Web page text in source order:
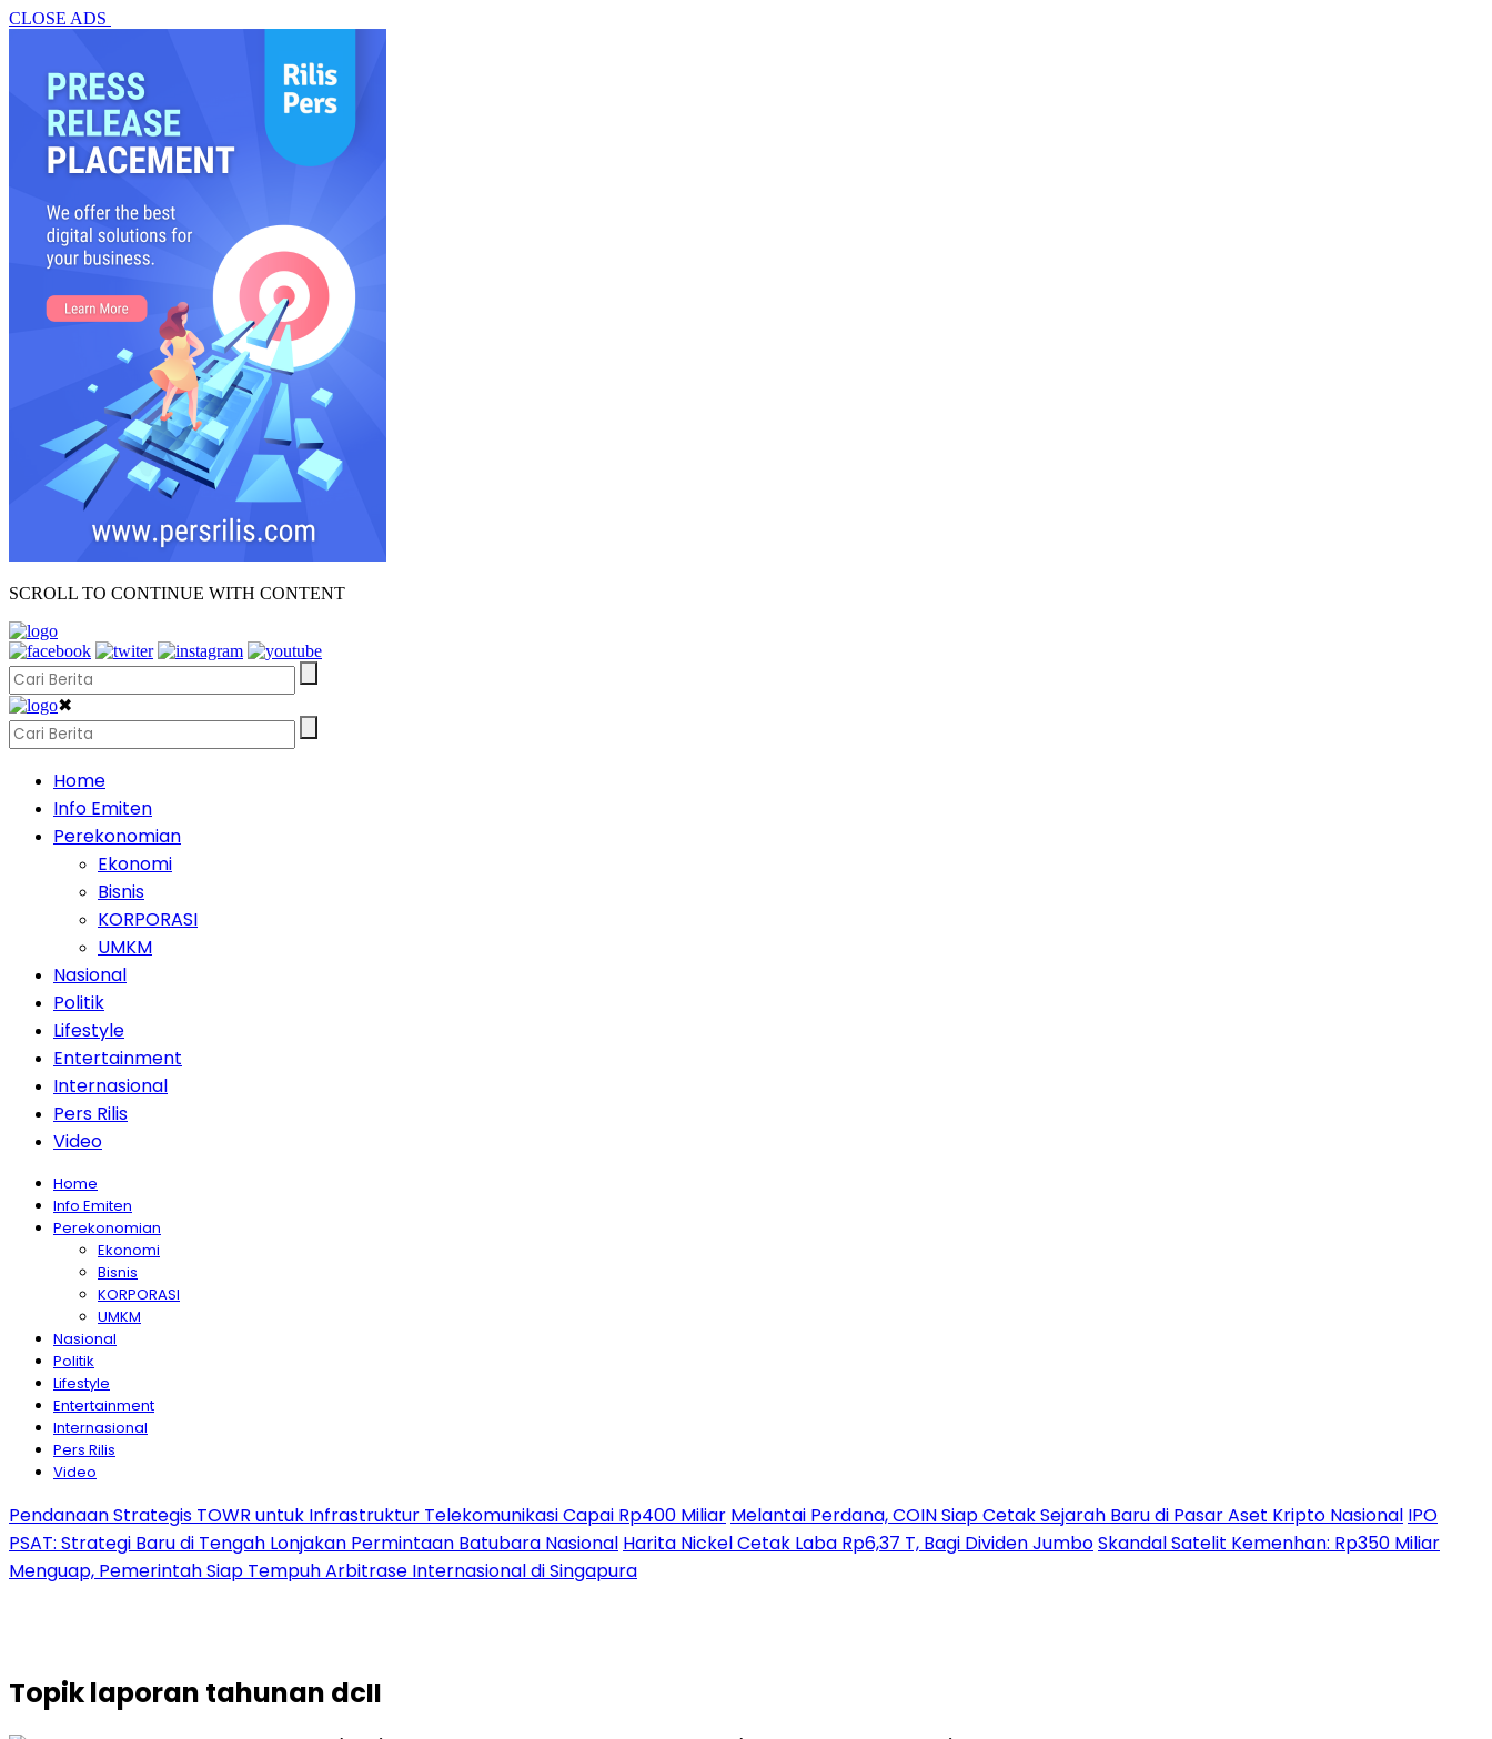
CLOSE ADS
SCROLL TO CONTINUE WITH CONTENT
✖
Home
Info Emiten
Perekonomian
Ekonomi
Bisnis
KORPORASI
UMKM
Nasional
Politik
Lifestyle
Entertainment
Internasional
Pers Rilis
Video
Home
Info Emiten
Perekonomian
Ekonomi
Bisnis
KORPORASI
UMKM
Nasional
Politik
Lifestyle
Entertainment
Internasional
Pers Rilis
Video
Pendanaan Strategis TOWR untuk Infrastruktur Telekomunikasi Capai Rp400 Miliar Melantai Perdana, COIN Siap Cetak Sejarah Baru di Pasar Aset Kripto Nasional IPO
PSAT: Strategi Baru di Tengah Lonjakan Permintaan Batubara Nasional Harita Nickel Cetak Laba Rp6,37 T, Bagi Dividen JumboSkandal Satelit Kemenhan: Rp350 Miliar
Menguap, Pemerintah Siap Tempuh Arbitrase Internasional di Singapura
Topiklaporan tahunan dcII